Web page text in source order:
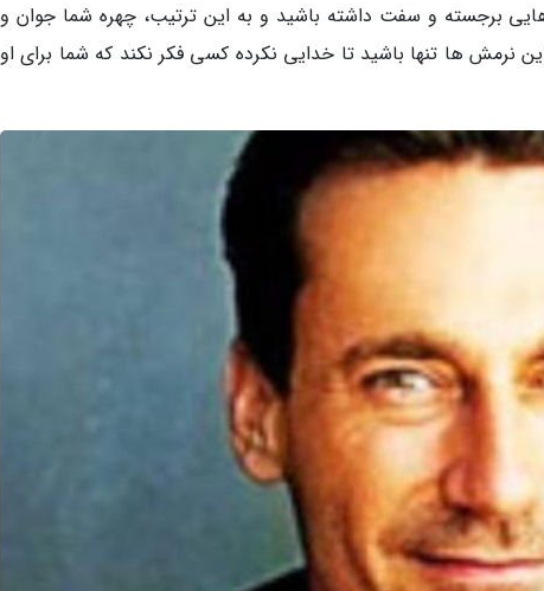
برجسته و سفت داشته باشید و به این ترتیب، چهره شما جوان و
نرمش ها تنها باشید تا خدایی نکرده کسی فکر نکند که شما برای او